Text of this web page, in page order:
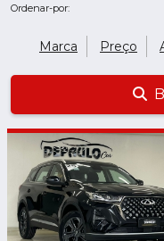
Ordenar-por:
Marca Preço